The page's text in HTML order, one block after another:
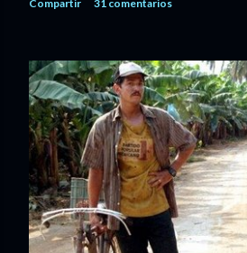
Compartir 31 comentarios